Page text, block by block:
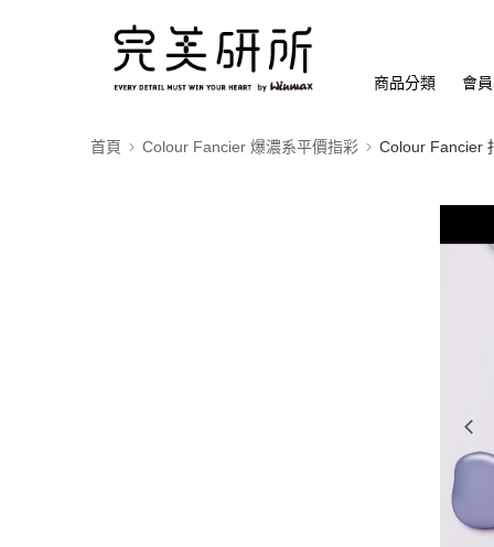
商品分類 會
首頁 Colour Fancier 爆濃系平價指彩 Colour Fancier